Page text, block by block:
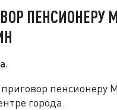
ПЕНСИОНЕРУ
пенсионеру
города.